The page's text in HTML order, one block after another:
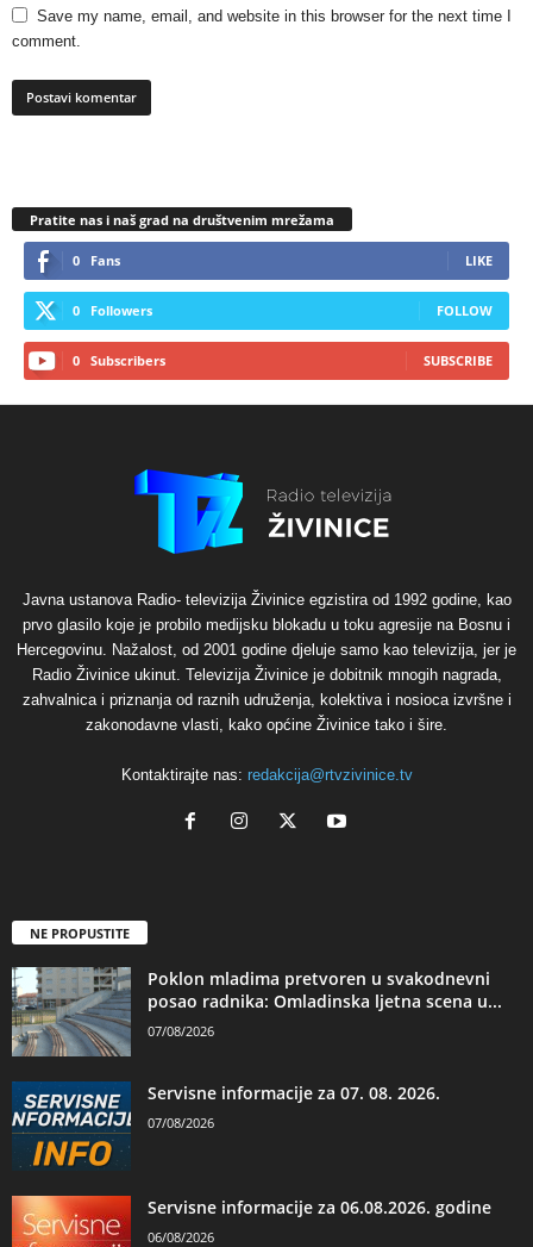
Save my name, email, and website in this browser for the next time I
comment.
Pratite nas i naš grad na društvenim mrežama
0 Fans LIKE
0 Followers FOLLOW
0 Subscribers SUBSCRIBE
Javna ustanova Radio- televizija Živinice egzistira od 1992 godine, kao
prvo glasilo koje je probilo medijsku blokadu u toku agresije na Bosnu i
Hercegovinu. Nažalost, od 2001 godine djeluje samo kao televizija, jer je
Radio Živinice ukinut. Televizija Živinice je dobitnik mnogih nagrada,
zahvalnica i priznanja od raznih udruženja, kolektiva i nosioca izvršne i
zakonodavne vlasti, kako općine Živinice tako i šire.
Kontaktirajte nas: redakcija@rtvzivinice.tv
NE PROPUSTITE
Poklon mladima pretvoren u svakodnevni
posao radnika: Omladinska ljetna scena u...
07/08/2026
Servisne informacije za 07. 08. 2026.
07/08/2026
Servisne informacije za 06.08.2026. godine
06/08/2026